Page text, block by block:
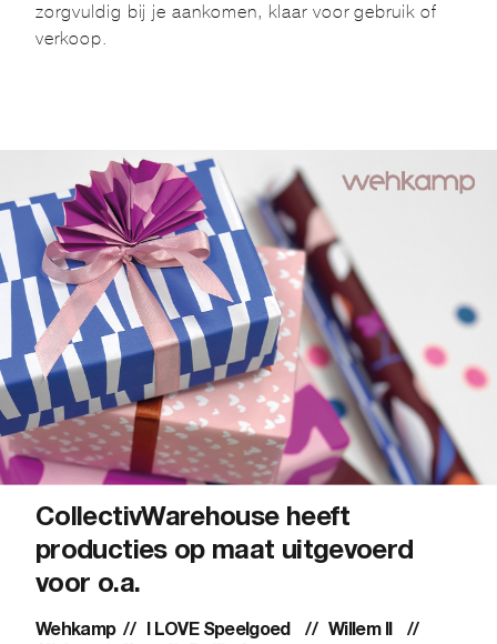
zorgvuldig bij je aankomen, klaar voor gebruik of
verkoop.
CollectivWarehouse heeft
producties op maat uitgevoerd
voor o.a.
Wehkamp // I LOVE Speelgoed // Willem II //